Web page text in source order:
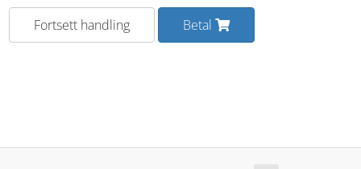
Fortsett handling Betal